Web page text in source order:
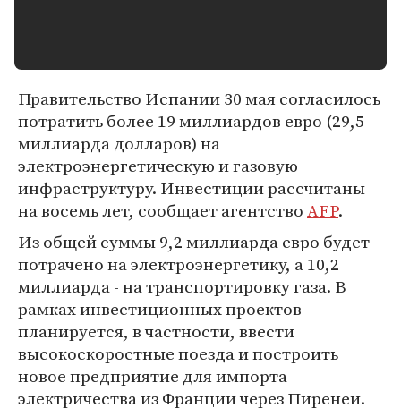
Правительство Испании 30 мая согласилось
потратить более 19 миллиардов евро (29,5
миллиарда долларов) на
электроэнергетическую и газовую
инфраструктуру. Инвестиции рассчитаны
на восемь лет, сообщает агентствоAFP.
Из общей суммы 9,2 миллиарда евро будет
потрачено на электроэнергетику, а 10,2
миллиарда - на транспортировку газа. В
рамках инвестиционных проектов
планируется, в частности, ввести
высокоскоростные поезда и построить
новое предприятие для импорта
электричества из Франции через Пиренеи.